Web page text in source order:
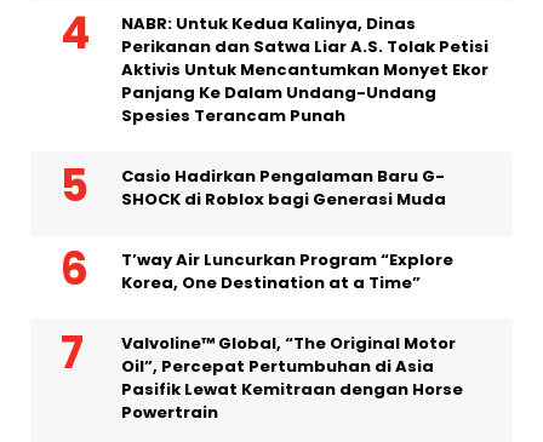
Pemeran Film Dewasa Datangi Polda
Metro Jaya, Siskaeee: Amat Sangat Siap,
Deg-degan Mungkin sedikit
NABR: Untuk Kedua Kalinya, Dinas
Aktivis Untuk Mencantumkan Monyet Ekor
Panjang Ke Dalam Undang-Undang
Casio Hadirkan Pengalaman Baru G-
T’way Air Luncurkan Program “Explore
Korea, One Destination at a Time”